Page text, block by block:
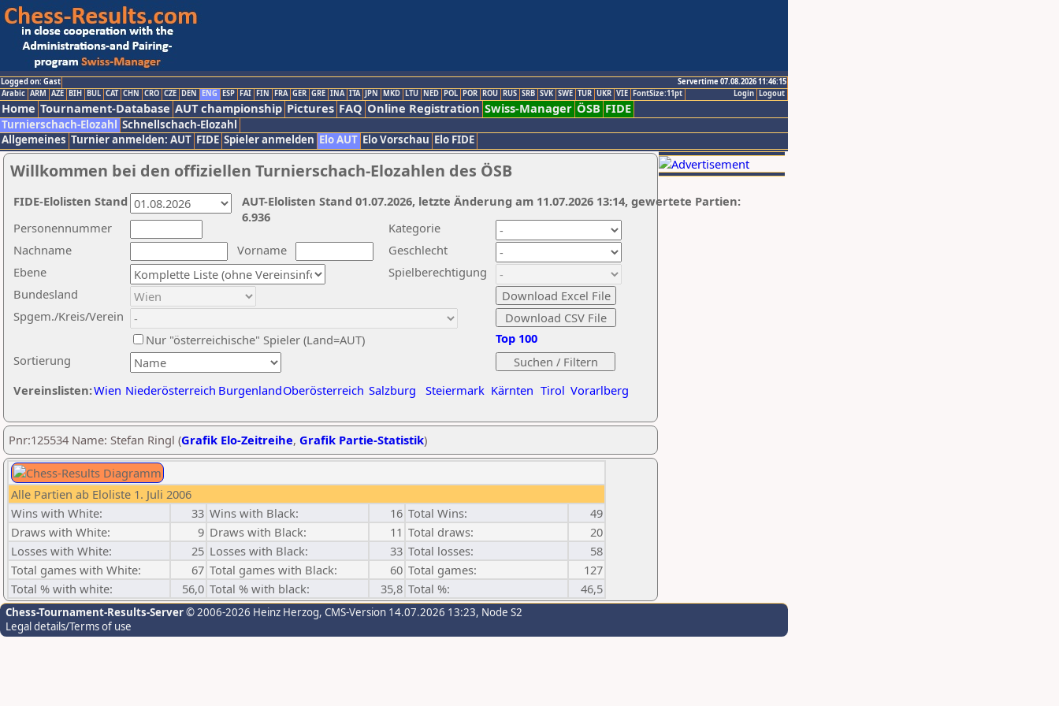
Logged on: Gast
Servertime 07.08.2026 11:46:15
Logout
Login
Arabic ARM AZE BIH BUL CAT CHN CRO CZE DEN ENG ESP FAI FIN FRA GER GRE INA ITA JPN MKD LTU NED POL POR ROU RUS SRB SVK SWE TUR UKR VIE FontSize:11pt
Home Tournament-Database AUT championship Pictures FAQ Online Registration Swiss-Manager ÖSB FIDE
Turnierschach-Elozahl Schnellschach-Elozahl
Allgemeines Turnier anmelden: AUT FIDE Spieler anmelden Elo AUT Elo Vorschau Elo FIDE
Willkommen bei den offiziellen Turnierschach-Elozahlen des ÖSB
Nachname
Vorname
Ebene
Kategorie
Sortierung
Personennummer
Bundesland
Spgem./Kreis/Verein
Geschlecht
Nur "österreichische" Spieler (Land=AUT)
Spielberechtigung
Vereinslisten:Wien Niederösterreich BurgenlandOberösterreich Salzburg Steiermark Kärnten Tirol Vorarlberg
Top 100
AUT-Elolisten Stand 01.07.2026, letzte Änderung am 11.07.2026 13:14, gewertete Partien:
6.936
FIDE-Elolisten Stand
Pnr:125534 Name: Stefan Ringl (Grafik Elo-Zeitreihe, Grafik Partie-Statistik)
Alle Partien ab Eloliste 1. Juli 2006
Wins with White:
33 Wins with Black: 16 Total Wins:
49
Draws with White:
9 Draws with Black: 11 Total draws:
20
Losses with White:
25 Losses with Black: 33 Total losses:
58
Total games with White:
67 Total games with Black: 60 Total games:
127
Total % with white:
56,0 Total % with black: 35,8 Total %: 46,5
Chess-Tournament-Results-Server© 2006-2026 Heinz Herzog, CMS-Version 14.07.2026 13:23, Node S2
Legal details/Terms of use